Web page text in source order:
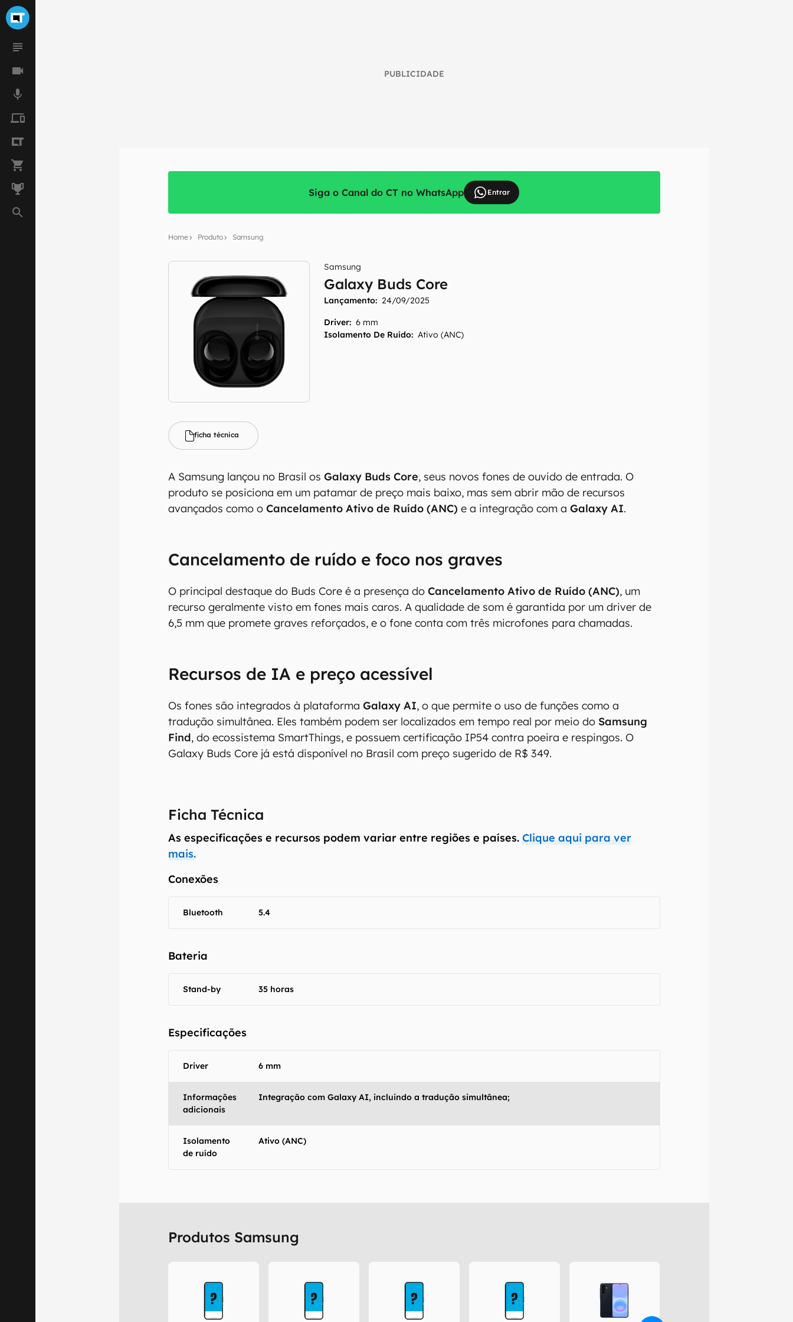
PUBLICIDADE
Siga o Canal do CT no WhatsApp Entrar
Home Produto Samsung
Samsung
Galaxy Buds Core
Lançamento: 24/09/2025
Driver: 6 mm
Isolamento De Ruído: Ativo (ANC)
ficha técnica
A Samsung lançou no Brasil osGalaxy Buds Core, seus novos fones de ouvido de entrada. O
produto se posiciona em um patamar de preço mais baixo, mas sem abrir mão de recursos
avançados como oCancelamento Ativo de Ruído (ANC) e a integração com aGalaxy AI.
Cancelamento de ruído e foco nos graves
O principal destaque do Buds Core é a presença doCancelamento Ativo de Ruído (ANC), um
recurso geralmente visto em fones mais caros. A qualidade de som é garantida por um driver de
6,5 mm que promete graves reforçados, e o fone conta com três microfones para chamadas.
Recursos de IA e preço acessível
Os fones são integrados à plataformaGalaxy AI, o que permite o uso de funções como a
tradução simultânea. Eles também podem ser localizados em tempo real por meio do Samsung
Find, do ecossistema SmartThings, e possuem certificação IP54 contra poeira e respingos. O
Galaxy Buds Core já está disponível no Brasil com preço sugerido de R$ 349.
Ficha Técnica
As especificações e recursos podem variar entre regiões e países. Clique aqui para ver
mais.
Conexões
Bluetooth 5.4
Bateria
Stand-by 35 horas
Especificações
Driver 6 mm
Informações
adicionais
Integração com Galaxy AI, incluindo a tradução simultânea;
Isolamento
de ruído
Ativo (ANC)
informações presentes em nossas fichas técnicas, porém tenha em mente que
especificações e recursos podem variar entre regiões e países. Portanto,
recomendamos que você visite o site oficial do fabricante ou operadora que
comercializa o produto para confirmar suas características detalhadas e regionais.
em relação aos resultados obtidos com o uso dessas informações.
Produtos Samsung